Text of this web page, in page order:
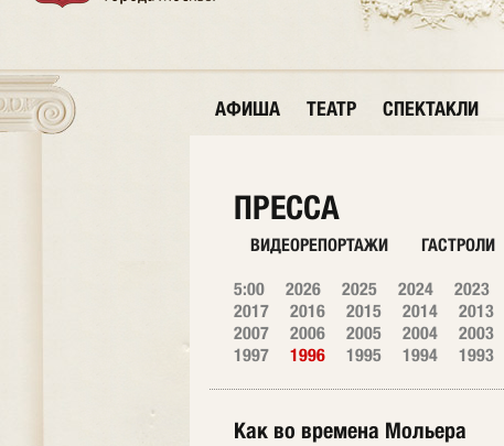
АФИША ТЕАТР СПЕКТАКЛИ
ПРЕССА
ВИДЕОРЕПОРТАЖИ ГАСТРОЛИ
5:00 2026 2025 2024 2023
2017
2016 2015 2014 2013
2007
2006 2005 2004 2003
1997
1996 1995 1994 1993
Как во времена Мольера